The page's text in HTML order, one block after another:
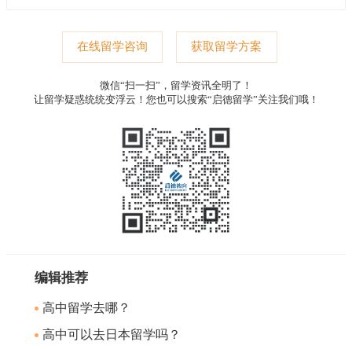
在线留学咨询 获取留学方案
微信“扫一扫”，留学资讯全明了！
让留学疑惑统统变浮云！您也可以搜索“启德留学”关注我们哦！
编辑推荐
高中留学去哪？
高中可以去日本留学吗？